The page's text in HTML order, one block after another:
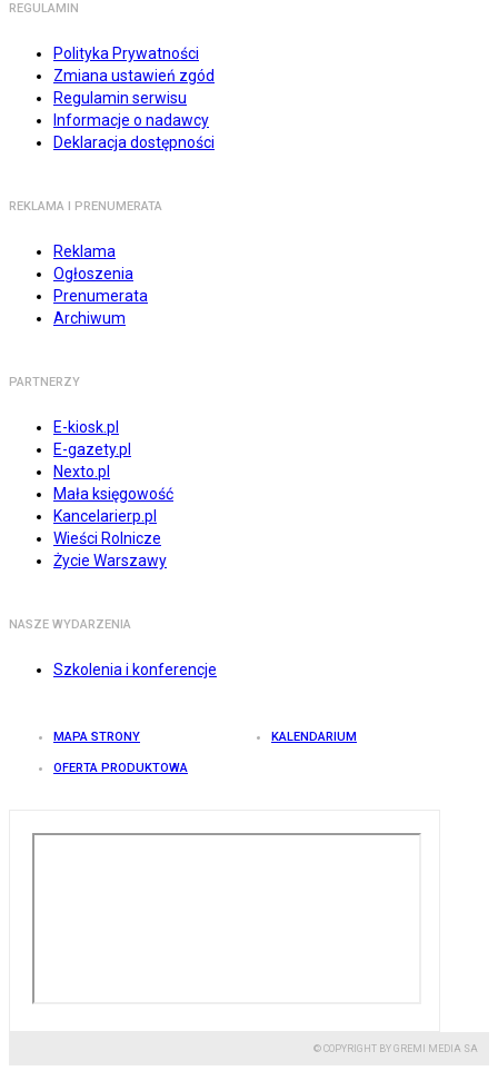
REGULAMIN
Polityka Prywatności
Zmiana ustawień zgód
Regulamin serwisu
Informacje o nadawcy
Deklaracja dostępności
REKLAMA I PRENUMERATA
Reklama
Ogłoszenia
Prenumerata
Archiwum
PARTNERZY
E-kiosk.pl
E-gazety.pl
Nexto.pl
Mała księgowość
Kancelarierp.pl
Wieści Rolnicze
Życie Warszawy
NASZE WYDARZENIA
Szkolenia i konferencje
MAPA STRONY KALENDARIUM
OFERTA PRODUKTOWA
© COPYRIGHT BY GREMI MEDIA SA